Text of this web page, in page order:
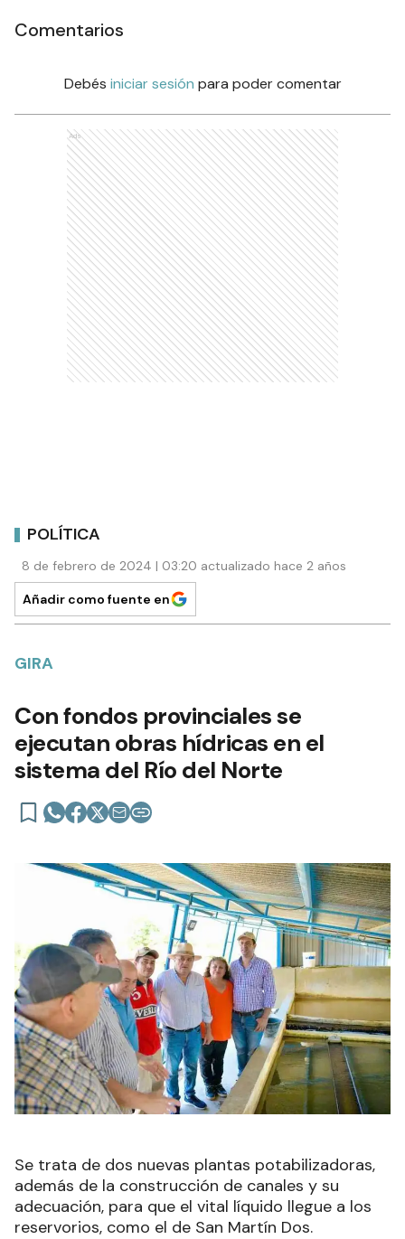
Comentarios
Debés iniciar sesión para poder comentar
Ads
POLÍTICA
8 de febrero de 2024 | 03:20 actualizado hace 2 años
Añadir como fuente en
GIRA
Con fondos provinciales se
ejecutan obras hídricas en el
sistema del Río del Norte
Se trata de dos nuevas plantas potabilizadoras,
además de la construcción de canales y su
adecuación, para que el vital líquido llegue a los
reservorios, como el de San Martín Dos.